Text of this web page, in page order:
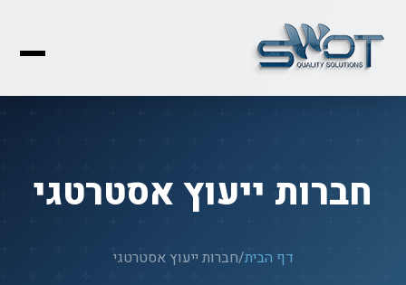
חברות ייעוץ אסטרטגי
דף הבית/חברות ייעוץ אסטרטגי